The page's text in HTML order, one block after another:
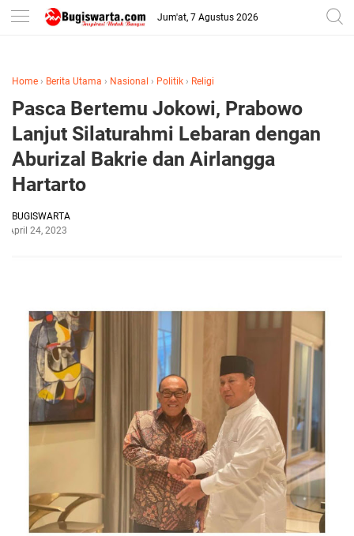
-->
Jum'at, 7 Agustus 2026
Home › Berita Utama › Nasional › Politik › Religi
Pasca Bertemu Jokowi, Prabowo
Lanjut Silaturahmi Lebaran dengan
Aburizal Bakrie dan Airlangga
Hartarto
BUGISWARTA
April 24, 2023